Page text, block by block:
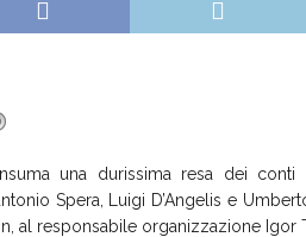
una durissima resa dei conti
Spera, Luigi D’Angelis e
al responsabile organizzazione Igor